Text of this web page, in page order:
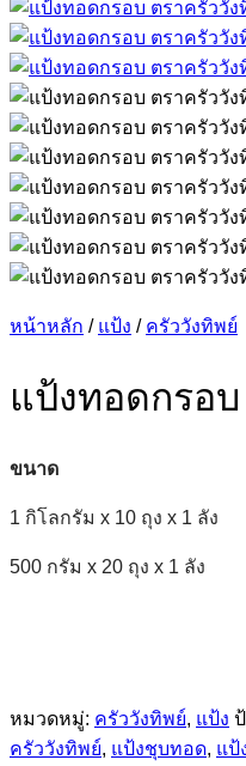
หน้าหลัก / แป้ง / ครัววังทิพย์
แป้งทอดกรอ
ขนาด
1 กิโลกรัม x 10 ถุง x 1 ลัง
500 กรัม x 20 ถุง x 1 ลัง
หมวดหมู่: ครัววังทิพย์, แป้ง
ครัววังทิพย์, แป้งชุบทอด, แป้